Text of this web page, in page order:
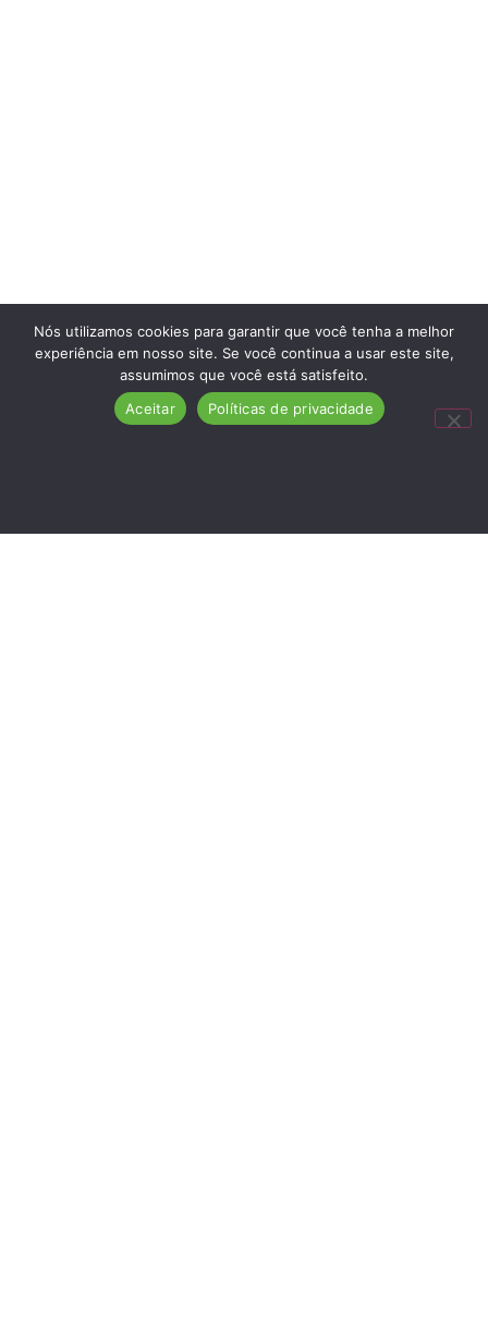
Nós utilizamos cookies para garantir que você tenha a melhor
experiência em nosso site. Se você continua a usar este site,
assumimos que você está satisfeito.
Aceitar
Políticas de privacidade